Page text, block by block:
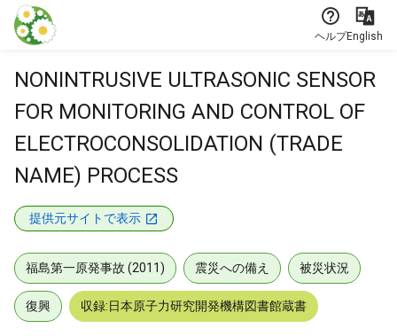
本文に飛ぶ
ヘルプEnglish
NONINTRUSIVE ULTRASONIC SENSOR
FOR MONITORING AND CONTROL OF
ELECTROCONSOLIDATION (TRADE
NAME) PROCESS
提供元サイトで表示
福島第一原発事故 (2011) 震災への備え 被災状況
復興 収録:日本原子力研究開発機構図書館蔵書